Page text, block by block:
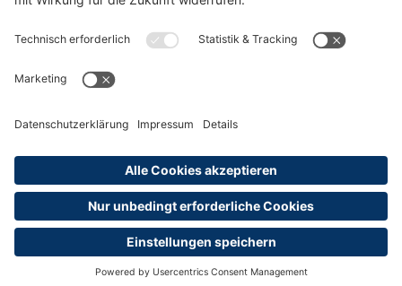
Datenschutzerklärung
Widerrufsrecht
Versandinformationen
Erklärung zur Barrierefreiheit
Abonnements hier kündigen
Cookie-Einstellungen
Alle Preise sind inkl. MwSt. und ggf. zzgl.Versandkosten